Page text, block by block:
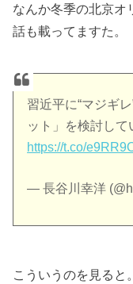
なんか冬季の北京オ
話も載ってますた。
習近平に“マジギ
ット」を検討して
https://t.co/
— 長谷川幸洋
こういうのを見ると。